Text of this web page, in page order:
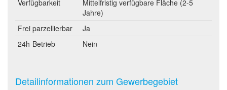
Verfügbarkeit
Mittelfristig verfügbare Fläche (2-5
Jahre)
Frei parzellierbar
Ja
24h-Betrieb
Nein
Detailinformationen zum Gewerbegebiet